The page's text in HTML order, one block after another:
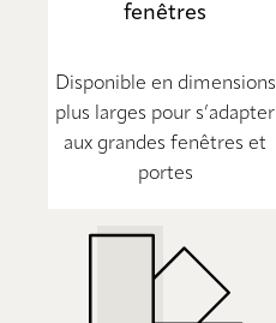
fenêtres
Disponible en dimensions
plus larges pour s’adapter
aux grandes fenêtres et
portes